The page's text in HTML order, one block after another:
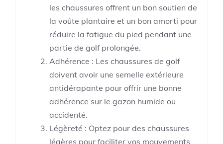
les chaussures offrent un bon soutien de
la voûte plantaire et un bon amorti pour
réduire la fatigue du pied pendant une
partie de golf prolongée.
Adhérence : Les chaussures de golf
doivent avoir une semelle extérieure
antidérapante pour offrir une bonne
adhérence sur le gazon humide ou
accidenté.
Légèreté : Optez pour des chaussures
légères pour faciliter vos mouvements